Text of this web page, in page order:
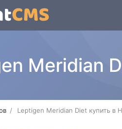
Meridian
Leptigen Meridian Diet купить в